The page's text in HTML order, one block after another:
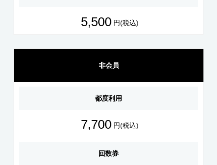
5,500 円(税込)
非会員
都度利用
7,700 円(税込)
回数券